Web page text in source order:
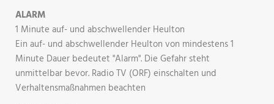
ALARM
1 Minute auf- und abschwellender Heulton
Ein auf- und abschwellender Heulton von mindestens 1
Minute Dauer bedeutet "Alarm". Die Gefahr steht
unmittelbar bevor. Radio TV (ORF) einschalten und
Verhaltensmaßnahmen beachten